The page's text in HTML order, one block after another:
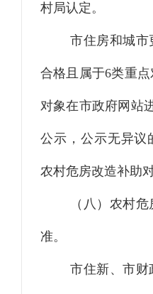
村局认定。
市住房和城市
合格且属于6类重
对象在市政府网站
公示，公示无异议
农村危房改造补助对
（ 八 ）农村
准。
市住新、市财